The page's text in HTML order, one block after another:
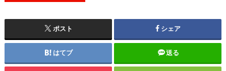
ポスト シェア
はてブ 送る